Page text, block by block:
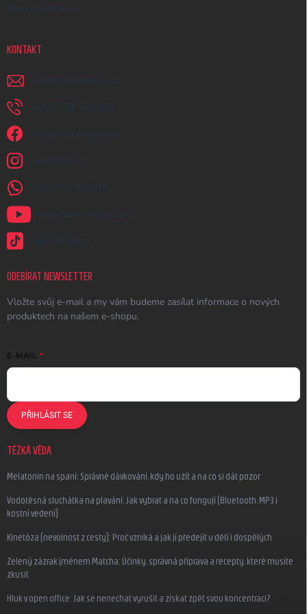
Moje objednávka
KONTAKT
napiste @ earplugs.cz
+420 731 389 483
Jsme na Facebooku!
earplugs_cz
+420731389483
Naše videa na YouTube
@earplugs.cz
ODEBÍRAT NEWSLETTER
Vložte svůj e-mail a my vám budeme zasílat informace o nových
produktech na našem e-shopu.
E-MAIL
PŘIHLÁSIT SE
TĚŽKÁ VĚDA
Melatonin na spaní: Správné dávkování, kdy ho užít a na co si dát pozor
Vodotěsná sluchátka na plavání: Jak vybrat a na co fungují (Bluetooth, MP3 i
kostní vedení)
Kinetóza (nevolnost z cesty): Proč vzniká a jak jí předejít u dětí i dospělých
Zelený zázrak jménem Matcha: Účinky, správná příprava a recepty, které musíte
zkusit
Hluk v open office: Jak se nenechat vyrušit a získat zpět svou koncentraci?